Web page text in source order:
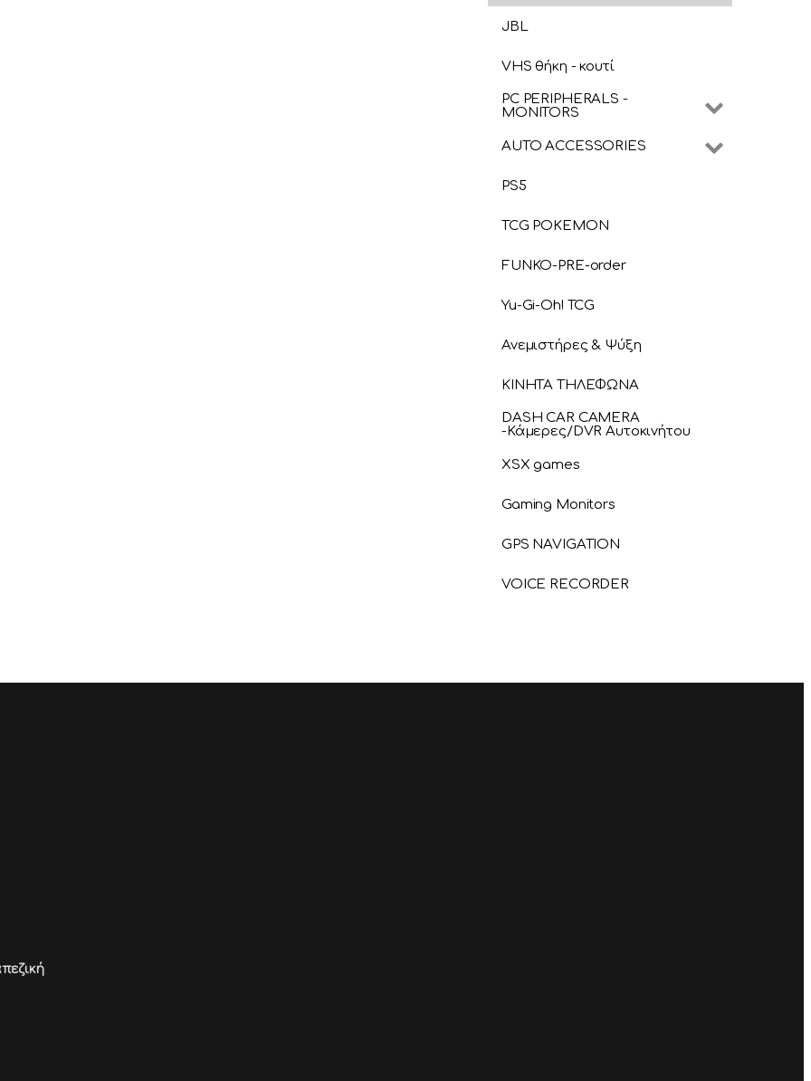
JBL
VHS θήκη - κουτί
PC PERIPHERALS -
MONITORS
AUTO ACCESSORIES
PS5
TCG POKEMON
FUNKO-PRE-order
Yu-Gi-Oh! TCG
Ανεμιστήρες & Ψύξη
ΚΙΝΗΤΑ ΤΗΛΕΦΩΝΑ
DASH CAR CAMERA
-Κάμερες/DVR Αυτοκινήτου
XSX games
Gaming Monitors
GPS NAVIGATION
VOICE RECORDER